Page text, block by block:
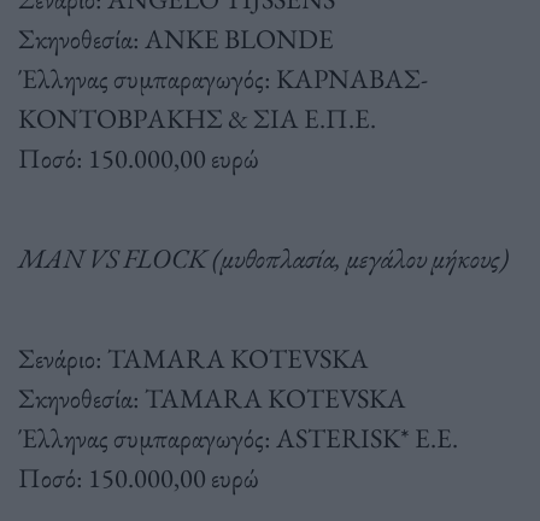
Σκηνοθεσία: ANKE BLONDE
Έλληνας συμπαραγωγός: ΚΑΡΝΑΒΑΣ-
ΚΟΝΤΟΒΡΑΚΗΣ & ΣΙΑ Ε.Π.Ε.
Ποσό: 150.000,00 ευρώ
MAN VS FLOCK (μυθοπλασία, μεγάλου μήκους)
Σενάριο: TAMARA KOTEVSKA
Σκηνοθεσία: TAMARA KOTEVSKA
Έλληνας συμπαραγωγός: ASTERISK* E.E.
Ποσό: 150.000,00 ευρώ